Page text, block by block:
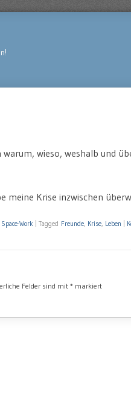
wieso, weshalb und
meine Krise inzwischen
Space-Work Tagged Freunde, Krise, Leben
Felder sind mit* markiert